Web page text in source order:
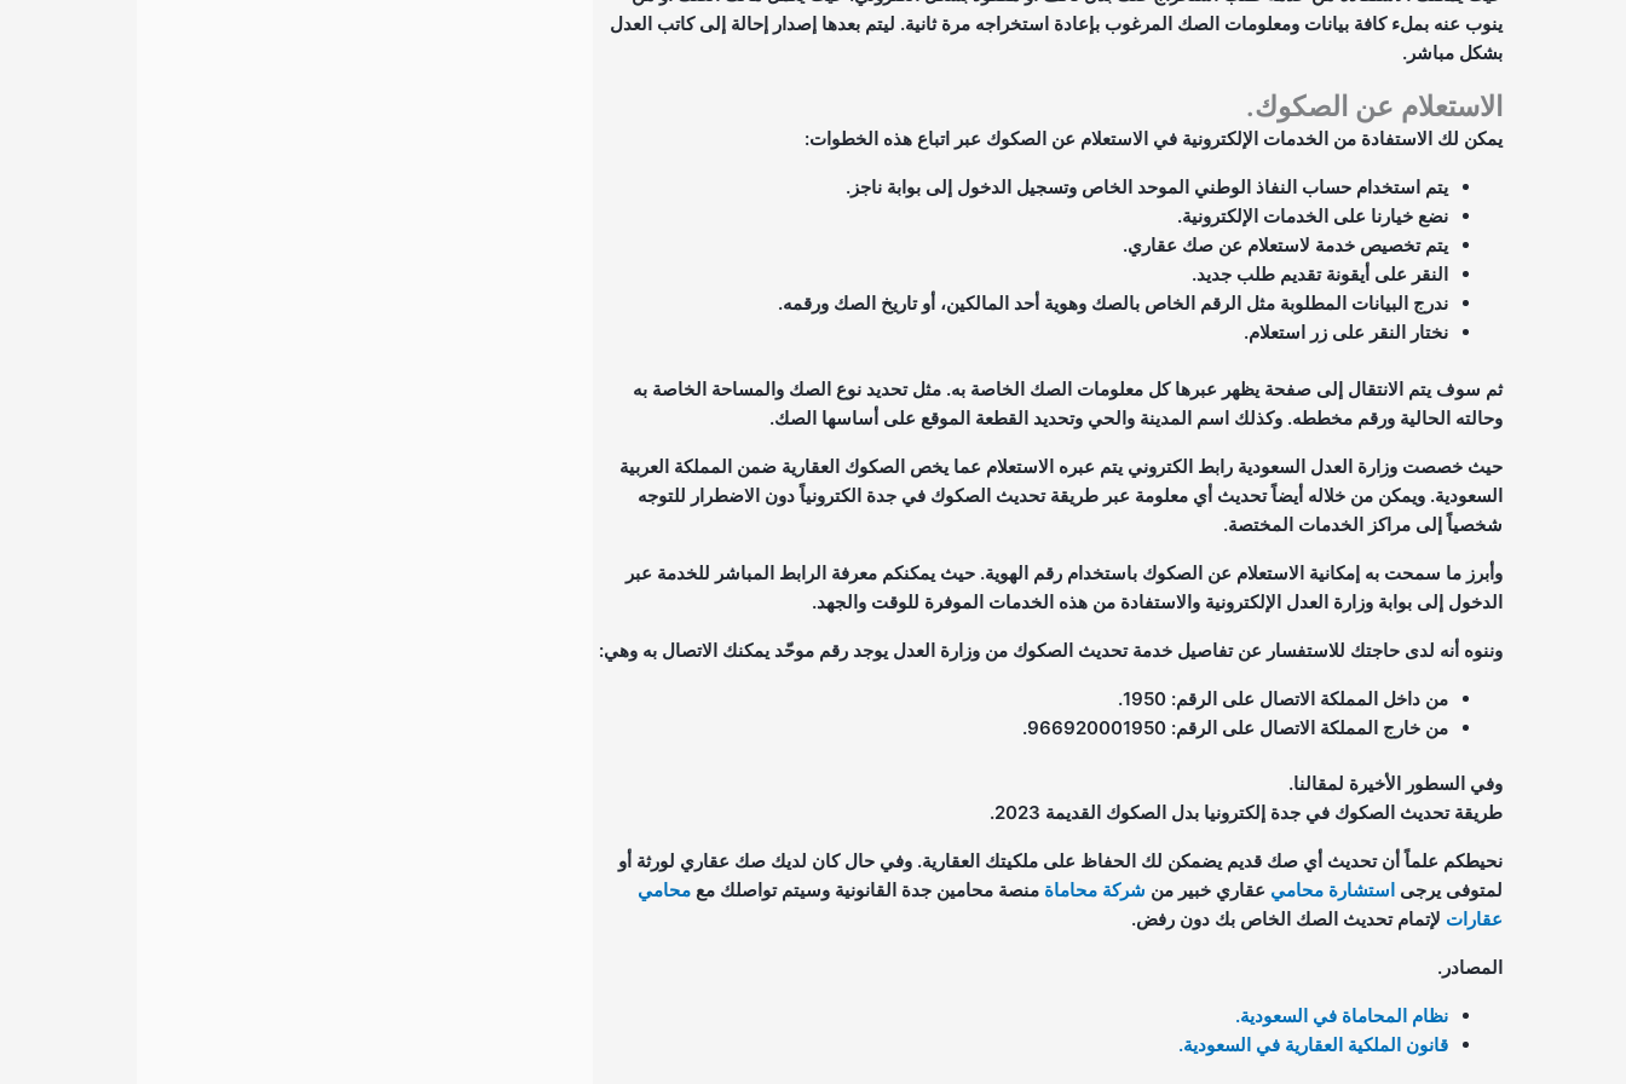
ينوب عنه بملء كافة بيانات ومعلومات الصك المرغوب بإعادة استخراجه مرة ثانية. ليتم بعدها إصدار إحالة إلى كاتب العدل
بشكل مباشر.
الاستعلام عن الصكوك.
يمكن لك الاستفادة من الخدمات الإلكترونية في الاستعلام عن الصكوك عبر اتباع هذه الخطوات:
يتم استخدام حساب النفاذ الوطني الموحد الخاص وتسجيل الدخول إلى بوابة ناجز.
نضع خيارنا على الخدمات الإلكترونية.
يتم تخصيص خدمة لاستعلام عن صك عقاري.
النقر على أيقونة تقديم طلب جديد.
ندرج البيانات المطلوبة مثل الرقم الخاص بالصك وهوية أحد المالكين، أو تاريخ الصك ورقمه.
نختار النقر على زر استعلام.
ثم سوف يتم الانتقال إلى صفحة يظهر عبرها كل معلومات الصك الخاصة به. مثل تحديد نوع الصك والمساحة الخاصة به
وحالته الحالية ورقم مخططه. وكذلك اسم المدينة والحي وتحديد القطعة الموقع على أساسها الصك.
حيث خصصت وزارة العدل السعودية رابط الكتروني يتم عبره الاستعلام عما يخص الصكوك العقارية ضمن المملكة العربية
السعودية. ويمكن من خلاله أيضاً تحديث أي معلومة عبر طريقة تحديث الصكوك في جدة الكترونياً دون الاضطرار للتوجه
شخصياً إلى مراكز الخدمات المختصة.
وأبرز ما سمحت به إمكانية الاستعلام عن الصكوك باستخدام رقم الهوية. حيث يمكنكم معرفة الرابط المباشر للخدمة عبر
الدخول إلى بوابة وزارة العدل الإلكترونية والاستفادة من هذه الخدمات الموفرة للوقت والجهد.
وننوه أنه لدى حاجتك للاستفسار عن تفاصيل خدمة تحديث الصكوك من وزارة العدل يوجد رقم موحّد يمكنك الاتصال به وهي:
من داخل المملكة الاتصال على الرقم: 1950.
من خارج المملكة الاتصال على الرقم: 966920001950.
وفي السطور الأخيرة لمقالنا.
طريقة تحديث الصكوك في جدة إلكترونيا بدل الصكوك القديمة 2023.
نحيطكم علماً أن تحديث أي صك قديم يضمكن لك الحفاظ على ملكيتك العقارية. وفي حال كان لديك صك عقاري لورثة أو
لمتوفى يرجى استشارة محامي عقاري خبير من شركة محاماة منصة محامين جدة القانونية وسيتم تواصلك مع محامي
عقارات لإتمام تحديث الصك الخاص بك دون رفض.
المصادر.
نظام المحاماة في السعودية.
قانون الملكية العقارية في السعودية.